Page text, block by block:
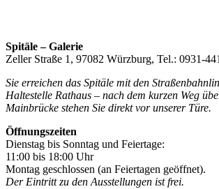
Spitäle – Galerie
Zeller Straße 1, 97082 Würzburg, Tel.: 0931-
Sie erreichen das Spitäle mit den
Haltestelle Rathaus – nach dem kurzen Weg
Mainbrücke stehen Sie direkt vor unserer Türe.
Öffnungszeiten
Dienstag bis Sonntag und Feiertage:
11:00 bis 18:00 Uhr
Montag geschlossen (an Feiertagen geöffnet).
Der Eintritt zu den Ausstellungen ist frei.